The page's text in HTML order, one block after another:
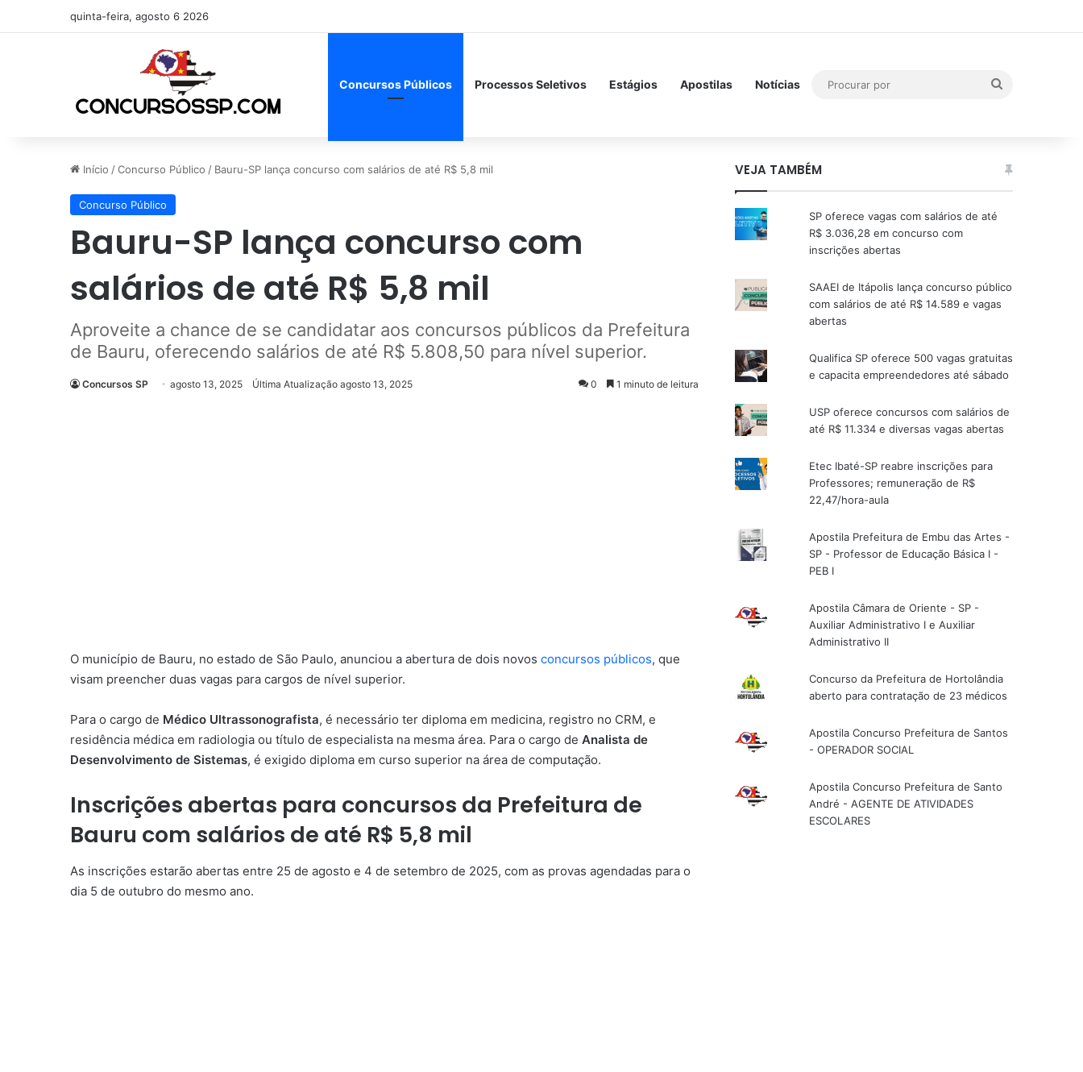
quinta-feira, agosto 6 2026
Concursos Públicos Processos Seletivos Estágios Apostilas Notícias
Início /Concurso Público / Bauru-SP lança concurso com salários de até R$ 5,8 mil
Concurso Público
Bauru-SP lança concurso com
salários de até R$ 5,8 mil
Aproveite a chance de se candidatar aos concursos públicos da Prefeitura
de Bauru, oferecendo salários de até R$ 5.808,50 para nível superior.
Concursos SP agosto 13, 2025 Última Atualização agosto 13, 2025 0 1 minuto de leitura
O município de Bauru, no estado de São Paulo, anunciou a abertura de dois novos concursos públicos, que
visam preencher duas vagas para cargos de nível superior.
Para o cargo de Médico Ultrassonografista, é necessário ter diploma em medicina, registro no CRM, e
residência médica em radiologia ou título de especialista na mesma área. Para o cargo de Analista de
Desenvolvimento de Sistemas, é exigido diploma em curso superior na área de computação.
Inscrições abertas para concursos da Prefeitura de
Bauru com salários de até R$ 5,8 mil
As inscrições estarão abertas entre 25 de agosto e 4 de setembro de 2025, com as provas agendadas para o
dia 5 de outubro do mesmo ano.
VEJA TAMBÉM
SP oferece vagas com salários de até
R$ 3.036,28 em concurso com
inscrições abertas
SAAEI de Itápolis lança concurso público
com salários de até R$ 14.589 e vagas
abertas
Qualifica SP oferece 500 vagas gratuitas
e capacita empreendedores até sábado
USP oferece concursos com salários de
até R$ 11.334 e diversas vagas abertas
Etec Ibaté-SP reabre inscrições para
Professores; remuneração de R$
22,47/hora-aula
Apostila Prefeitura de Embu das Artes -
SP - Professor de Educação Básica I -
PEB I
Apostila Câmara de Oriente - SP -
Auxiliar Administrativo I e Auxiliar
Administrativo II
Concurso da Prefeitura de Hortolândia
aberto para contratação de 23 médicos
Apostila Concurso Prefeitura de Santos
- OPERADOR SOCIAL
Apostila Concurso Prefeitura de Santo
André - AGENTE DE ATIVIDADES
ESCOLARES